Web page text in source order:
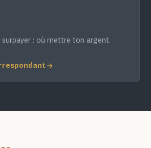
surpayer : où mettre ton argent.